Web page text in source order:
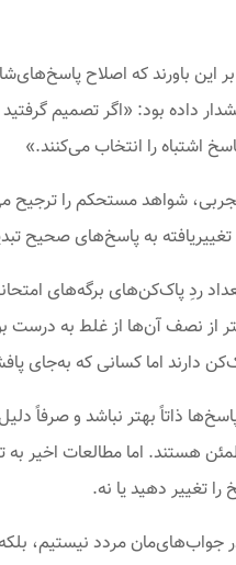
این باورند که اصلاح
داده بود: «اگر تصمیم
اشتباه را انتخاب می‌کنند.»
تجربی، شواهد مستحکم را
به پاسخ‌های صحیح
ردِ پاک‌کن‌های برگه‌های
از نصف آن‌ها از غلط به درست
دارند اما کسانی که به‌جای
ذاتاً بهتر نباشد و صرفاً
هستند. اما مطالعات اخیر
را تغییر دهید یا نه.
جواب‌های‌مان مردد نیستیم،